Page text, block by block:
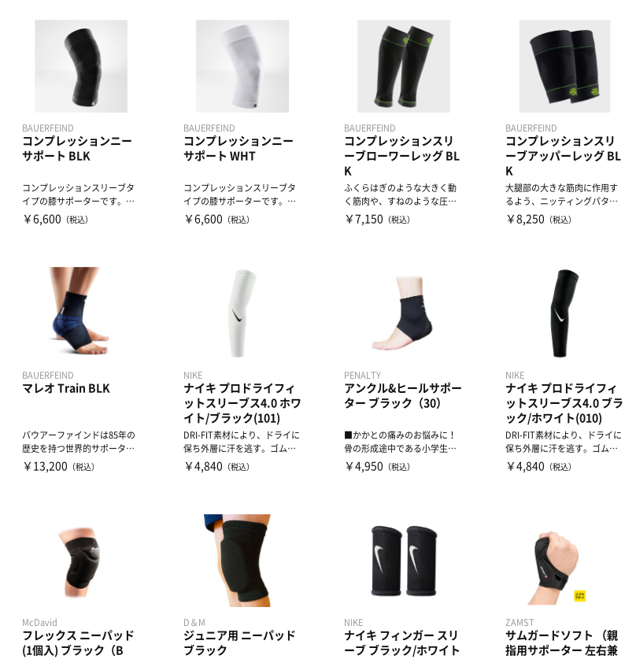
BAUERFEIND
コンプレッションニー
サポート BLK
コンプレッションスリーブタ
イプの膝サポーターです。膝
関節周辺部のコンプレッショ
￥6,600 （税込）
BAUERFEIND
コンプレッションニー
サポート WHT
コンプレッションスリーブタ
イプの膝サポーターです。膝
関節周辺部のコンプレッショ
￥6,600 （税込）
BAUERFEIND
コンプレッションスリ
ーブローワーレッグ BL
K
ふくらはぎのような大きく動
く筋肉や、すねのような圧を
かけたくない部分には加える
￥7,150 （税込）
BAUERFEIND
コンプレッションスリ
ーブアッパーレッグ BL
K
大腿部の大きな筋肉に作用す
るよう、ニッティングパター
ンを部位ごとに変更し、適切
￥8,250 （税込）
BAUERFEIND
マレオ Train BLK
バウアーファインドは85年の
歴史を持つ世界的サポーター
コンプレッションソックス
￥13,200 （税込）
NIKE
ナイキ プロドライフィ
ットスリーブス4.0 ホワ
イト/ブラック(101)
DRI-FIT素材により、ドライに
保ち外層に汗を逃す。ゴムバ
ンド部分が快適なフィ...
￥4,840 （税込）
PENALTY
アンクル&ヒールサポー
ター ブラック（30）
■かかとの痛みのお悩みに！
骨の形成途中である小学生か
ら中学生にかけての成長痛
￥4,950 （税込）
NIKE
ナイキ プロドライフィ
ットスリーブス4.0 ブラ
ック/ホワイト(010)
DRI-FIT素材により、ドライに
保ち外層に汗を逃す。ゴムバ
ンド部分が快適なフィ...
￥4,840 （税込）
McDavid
フレックス ニーパッド
(1個入) ブラック（B
D＆M
ジュニア用 ニーパッド
ブラック
NIKE
ナイキ フィンガー スリ
ーブ ブラック/ホワイト
ZAMST
サムガードソフト （親
指用サポーター 左右兼